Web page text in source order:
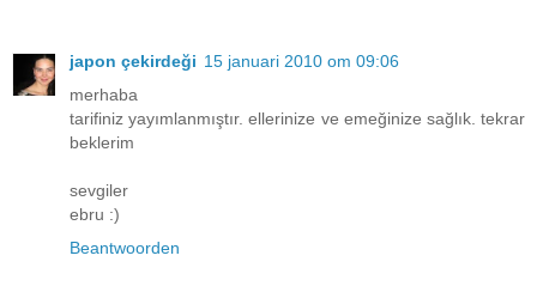
japon çekirdeği 15 januari 2010 om 09:06
merhaba
tarifiniz yayımlanmıştır. ellerinize ve emeğinize sağlık. tekrar
beklerim
sevgiler
ebru :)
Beantwoorden